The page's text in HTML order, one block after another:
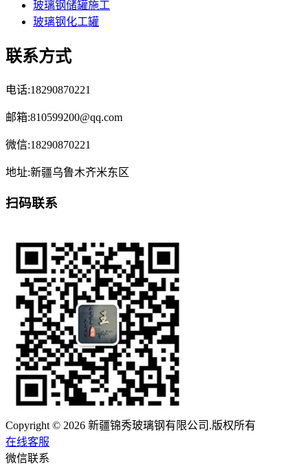
玻璃钢储罐施工
玻璃钢化工罐
联系方式
电话:18290870221
邮箱:810599200@qq.com
微信:18290870221
地址:新疆乌鲁木齐米东区
扫码联系
Copyright © 2026 新疆锦秀玻璃钢有限公司.版权所有
在线客服
微信联系